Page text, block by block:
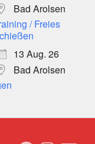
Bad Arolsen
/ Freies
13 Aug. 26
Bad Arolsen